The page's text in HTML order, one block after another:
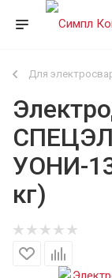
Для
УОНИ-
кг)